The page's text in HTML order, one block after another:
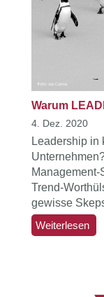
Warum
4. Dez. 2020
Leadership in
Trend-
gewisse
Weiterlesen